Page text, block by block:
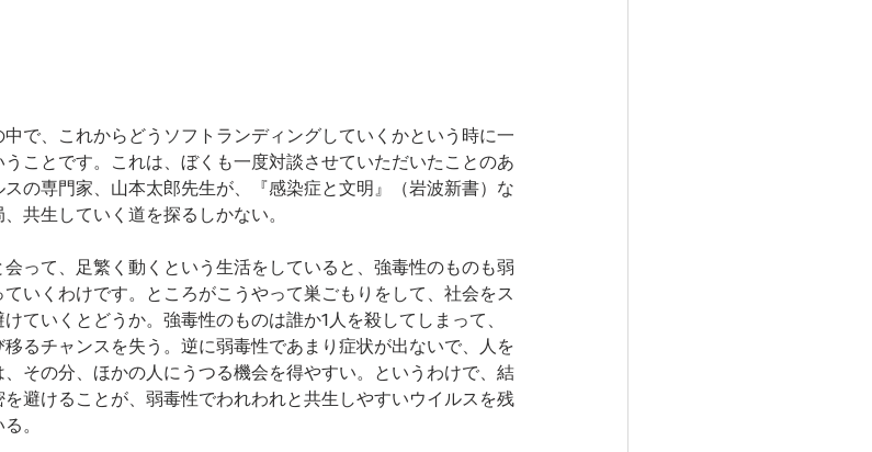
で、これからどうソフトランディングしていくかという時に一
ことです。これは、ぼくも一度対談させていただいたことのあ
の専門家、山本太郎先生が、『感染症と文明』（岩波新書）な
共生していく道を探るしかない。
って、足繁く動くという生活をしていると、強毒性のものも弱
いくわけです。ところがこうやって巣ごもりをして、社会をス
ていくとどうか。強毒性のものは誰か1人を殺してしまって、
るチャンスを失う。逆に弱毒性であまり症状が出ないで、人を
その分、ほかの人にうつる機会を得やすい。というわけで、結
避けることが、弱毒性でわれわれと共生しやすいウイルスを残
。